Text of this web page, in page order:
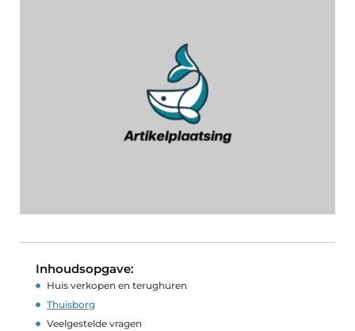
Inhoudsopgave:
Huis verkopen en terughuren
Thuisborg
Veelgestelde vragen